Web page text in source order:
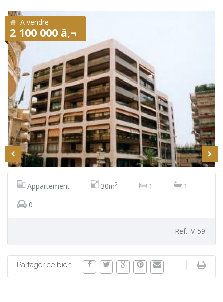
A vendre
2 100 000 â‚¬
Appartement 30m2 1
1
0
Ref.: V-59
Partager ce bien